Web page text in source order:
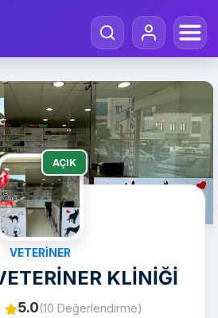
AÇIK
VETERINER
KLİNİĞİ
5.0(10 Değerlendirme)